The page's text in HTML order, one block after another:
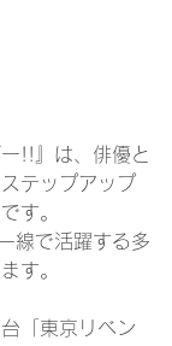
!!』は、俳優と
テップアップ
す。
線で活躍する多
す。
「東京リベン